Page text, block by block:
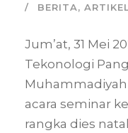
BERITA, ARTIKEL
Jum’at, 31 Mei
Tekonologi
acara seminar
rangka dies